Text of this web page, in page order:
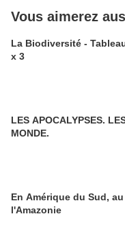
Vous aimerez
La Biodiversité -
x 3
LES APOCALYPSES.
MONDE.
En Amérique du Sud,
l'Amazonie